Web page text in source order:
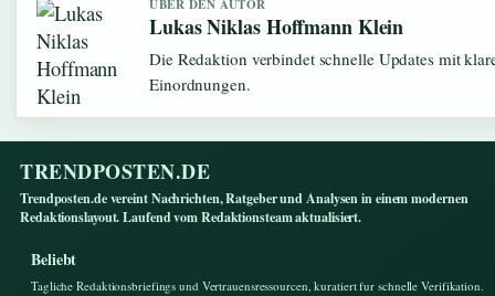
UBER DEN AUTOR
Lukas Niklas Hoffmann Klein
Die Redaktion verbindet schnelle Updates mit
Einordnungen.
TRENDPOSTEN.DE
Trendposten.de vereint Nachrichten, Ratgeber und Analysen in einem modernen
Redaktionslayout. Laufend vom Redaktionsteam aktualisiert.
Beliebt
Tagliche Redaktionsbriefings und Vertrauensressourcen, kuratiert fur schnelle Verifikation.